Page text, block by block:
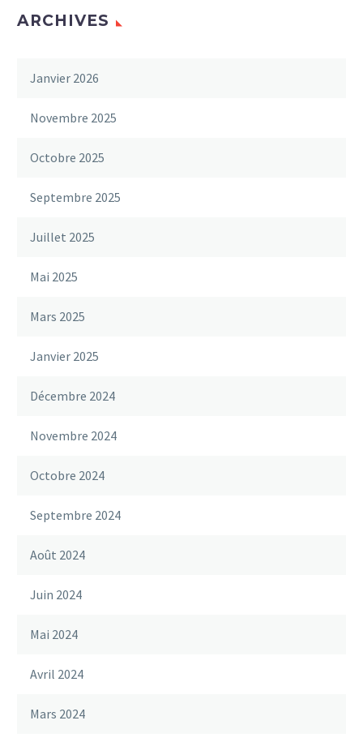
ARCHIVES
Janvier 2026
Novembre 2025
Octobre 2025
Septembre 2025
Juillet 2025
Mai 2025
Mars 2025
Janvier 2025
Décembre 2024
Novembre 2024
Octobre 2024
Septembre 2024
Août 2024
Juin 2024
Mai 2024
Avril 2024
Mars 2024